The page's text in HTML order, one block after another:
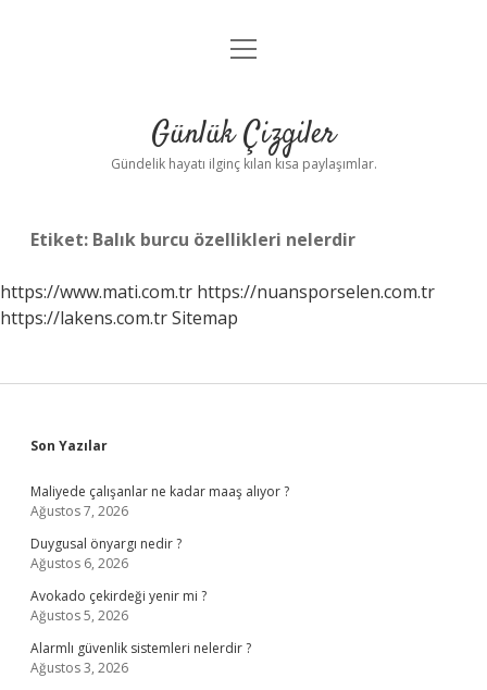
Anasayfa
Yasal Uyarı
menüyü
Günlük Çizgiler
Gündelik hayatı ilginç kılan kısa paylaşımlar.
Etiket: Balık burcu özellikleri nelerdir
https://www.mati.com.tr https://nuansporselen.com.tr
https://lakens.com.trSitemap
Sidebar
Son Yazılar
Maliyede çalışanlar ne kadar maaş alıyor ?
Ağustos 7, 2026
Duygusal önyargı nedir ?
Ağustos 6, 2026
Avokado çekirdeği yenir mi ?
Ağustos 5, 2026
Alarmlı güvenlik sistemleri nelerdir ?
Ağustos 3, 2026